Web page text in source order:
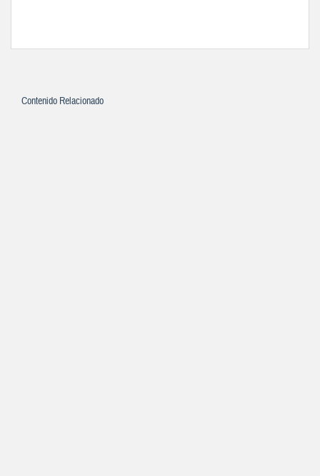
Contenido Relacionado